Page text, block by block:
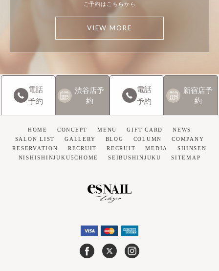
ご予約はこちらから
VIEW MORE
電話
予約
渋谷店予
約
電話
予約
新宿店予
約
HOME CONCEPT MENU GIFT CARD
NEWS
SALON LIST
GALLERY BLOG COLUMN
COMPANY
RESERVATION
RECRUIT RECRUIT MEDIA
SHINSEN
NISHISHINJUKU5CHOME
SEIBUSHINJUKU SITEMAP